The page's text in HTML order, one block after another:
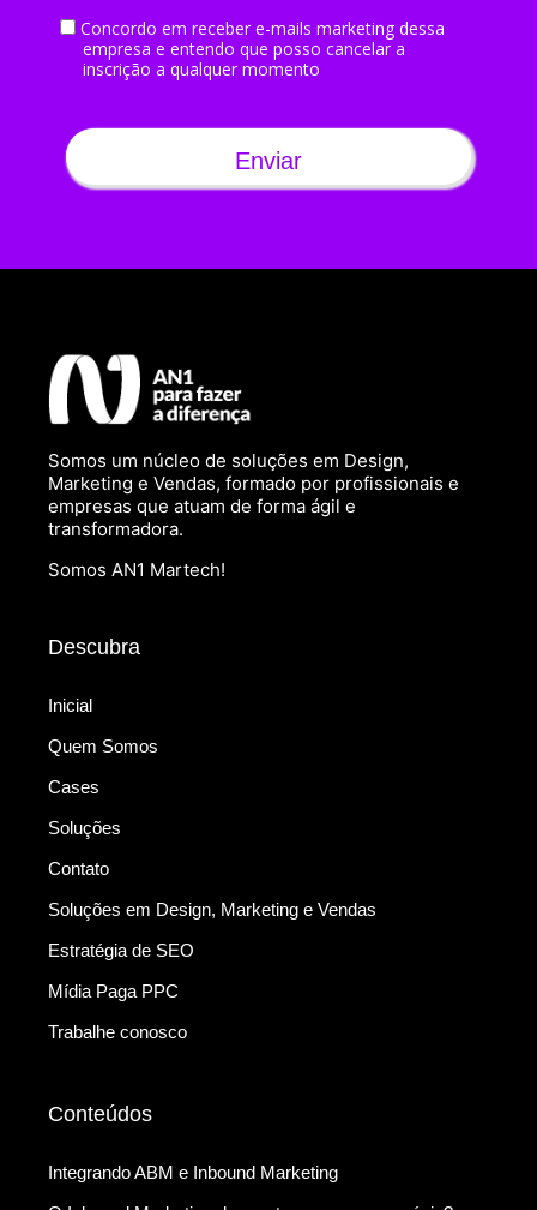
Concordo em receber e-mails marketing dessa
empresa e entendo que posso cancelar a
inscrição a qualquer momento
Enviar
Somos um núcleo de soluções em Design,
Marketing e Vendas, formado por profissionais e
empresas que atuam de forma ágil e
transformadora.
Somos AN1 Martech!
Descubra
Inicial
Quem Somos
Cases
Soluções
Contato
Soluções em Design, Marketing e Vendas
Estratégia de SEO
Mídia Paga PPC
Trabalhe conosco
Conteúdos
Integrando ABM e Inbound Marketing